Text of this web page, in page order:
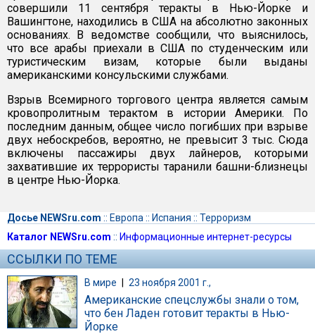
совершили 11 сентября теракты в Нью-Йорке и
Вашингтоне, находились в США на абсолютно законных
основаниях. В ведомстве сообщили, что выяснилось,
что все арабы приехали в США по студенческим или
туристическим визам, которые были выданы
американскими консульскими службами.
Взрыв Всемирного торгового центра является самым
кровопролитным терактом в истории Америки. По
последним данным, общее число погибших при взрыве
двух небоскребов, вероятно, не превысит 3 тыс. Сюда
включены пассажиры двух лайнеров, которыми
захватившие их террористы таранили башни-близнецы
в центре Нью-Йорка.
Досье NEWSru.com :: Европа :: Испания :: Терроризм
Каталог NEWSru.com :: Информационные интернет-ресурсы
ССЫЛКИ ПО ТЕМЕ
В мире | 23 ноября 2001 г.,
Американские спецслужбы знали о том,
что бен Ладен готовит теракты в Нью-
Йорке